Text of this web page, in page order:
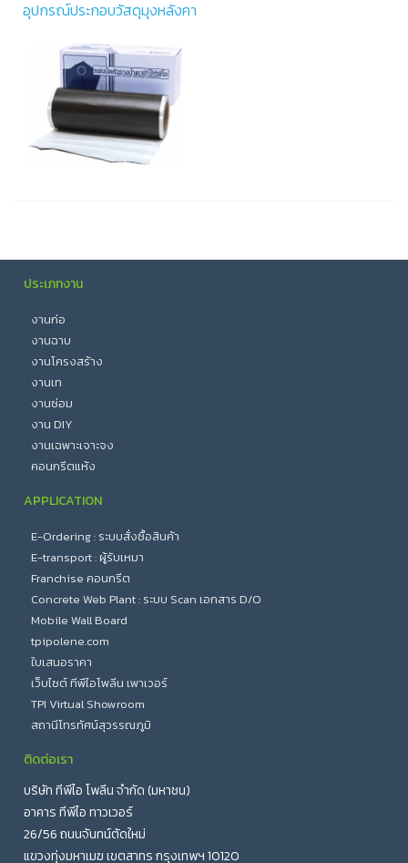
อุปกรณ์ประกอบวัสดุมุงหลังคา
ประเภทงาน
งานก่อ
งานฉาบ
งานโครงสร้าง
งานเท
งานซ่อม
งาน DIY
งานเฉพาะเจาะจง
คอนกรีตแห้ง
APPLICATION
E-Ordering : ระบบสั่งซื้อสินค้า
E-transport : ผู้รับเหมา
Franchise คอนกรีต
Concrete Web Plant : ระบบ Scan เอกสาร D/O
Mobile Wall Board
tpipolene.com
ใบเสนอราคา
เว็บไซต์ ทีพีไอโพลีน เพาเวอร์
TPI Virtual Showroom
สถานีโทรทัศน์สุวรรณภูมิ
ติดต่อเรา
บริษัท ทีพีไอ โพลีน จำกัด (มหาชน)
อาคาร ทีพีไอ ทาวเวอร์
26/56 ถนนจันทน์ตัดใหม่
แขวงทุ่งมหาเมฆ เขตสาทร กรุงเทพฯ 10120